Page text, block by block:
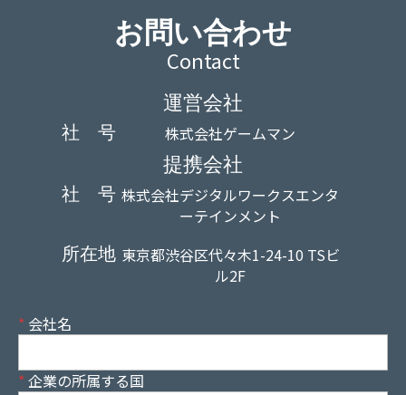
お問い合わせ
Contact
運営会社
社 号 株式会社ゲームマン
提携会社
社 号 株式会社デジタルワークスエンタ
ーテインメント
所在地 東京都渋谷区代々木1-24-10 TSビ
ル2F
* 会社名
* 企業の所属する国